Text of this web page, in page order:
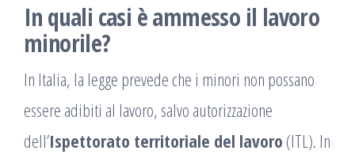
In quali casi è ammesso il lavoro
minorile?
In Italia, la legge prevede che i minori non possano
essere adibiti al lavoro, salvo autorizzazione
dell’Ispettorato territoriale del lavoro (ITL). In